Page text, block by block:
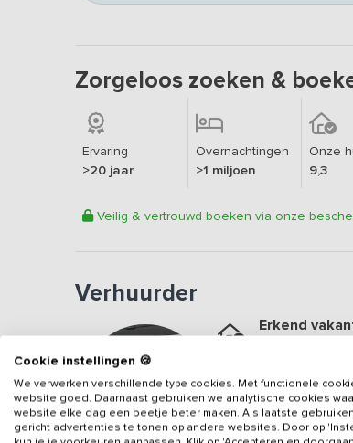
Zorgeloos zoeken &
Ervaring
>20 jaar
Overnachtingen
>1 miljoen
Onze
9,3
Veilig & vertrouwd boeken via onze
Verhuurder
Erkend
Geweldige
Een9.3op
Veilig &
Cookie instellingen 🍪
We verwerken verschillende type cookies. Met functionele
website goed. Daarnaast gebruiken we analytische cookies
website elke dag een beetje beter maken. Als laatste
gericht advertenties te tonen op andere websites. Door op